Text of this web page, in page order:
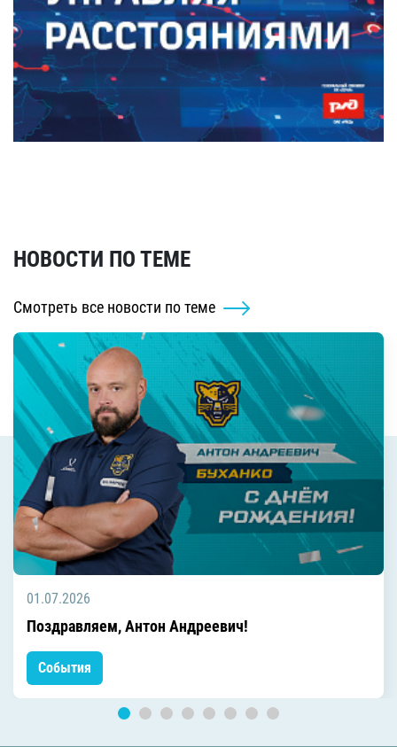
НОВОСТИ ПО ТЕМЕ
Смотреть все новости по теме
01.07.2026
Поздравляем, Антон Андреевич!
События